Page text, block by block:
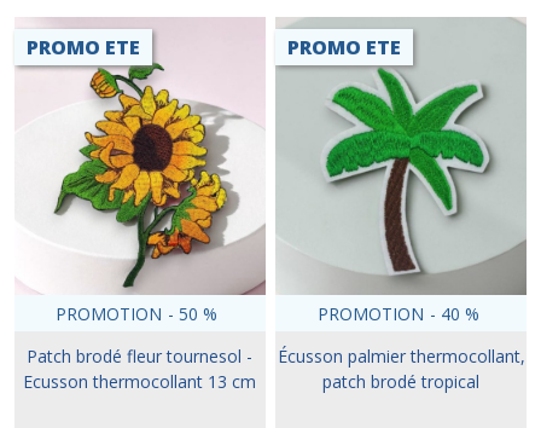
PROMO ETE
PROMOTION - 50 %
Patch brodé fleur tournesol -
Ecusson thermocollant 13 cm
PROMO ETE
PROMOTION - 40 %
Écusson palmier thermocollant,
patch brodé tropical